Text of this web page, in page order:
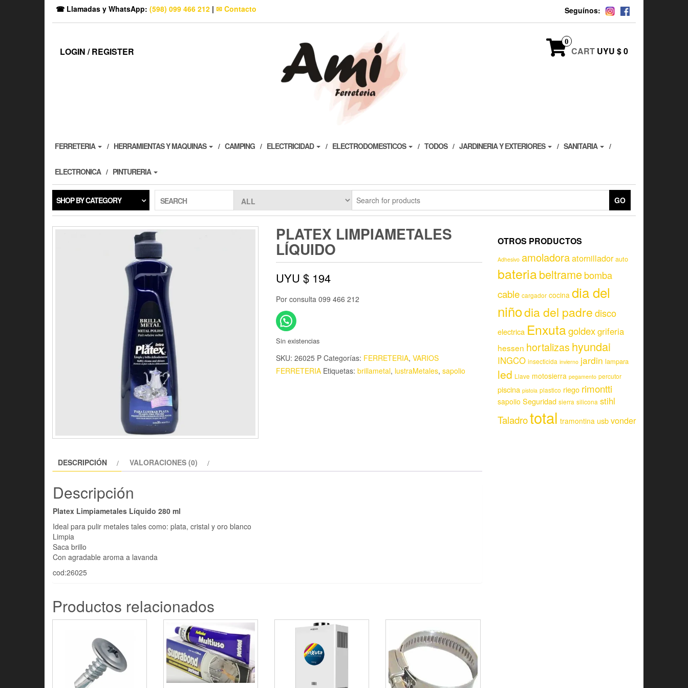
☎ Llamadas y WhatsApp: (598) 099 466 212 | ✉ Contacto Seguínos:
LOGIN / REGISTER
0
CART UYU $ 0
FERRETERIA HERRAMIENTAS Y MAQUINAS CAMPING ELECTRICIDAD ELECTRODOMESTICOS TODOS JARDINERIA Y EXTERIORES SANITARIA
ELECTRONICA PINTURERIA
SHOP BY CATEGORY SEARCH GO
PLATEX LIMPIAMETALES
LÍQUIDO
UYU $ 194
Por consulta 099 466 212
Sin existencias
SKU: 26025 P Categorías: FERRETERIA, VARIOS
FERRETERIA Etiquetas: brillametal, lustraMetales, sapolio
DESCRIPCIÓN VALORACIONES (0)
Descripción
Platex Limpiametales Líquido 280 ml
Ideal para pulir metales tales como: plata, cristal y oro blanco
Limpia
Saca brillo
Con agradable aroma a lavanda
cod:26025
Productos relacionados
OTROS PRODUCTOS
Adhesivo amoladoraatornillador auto
bateriabeltramebomba
cable cargador cocina dia del
niñodia del padredisco
electrica Enxutagoldexgriferia
hessen hortalizas hyundai
INGCO insecticida invierno jardin lampara
led Llave motosierra pegamento percutor
piscina pistola plastico riego rimontti
sapolio Seguridad sierra silicona stihl
Taladrototal tramontina usbvonder